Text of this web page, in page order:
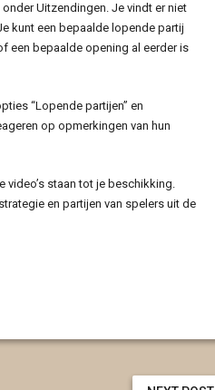
Uitzendingen. Je vindt er niet
kunt een bepaalde lopende partij
een bepaalde opening al eerder is
“Lopende partijen” en
op opmerkingen van hun
video’s staan tot je beschikking.
en partijen van spelers uit de